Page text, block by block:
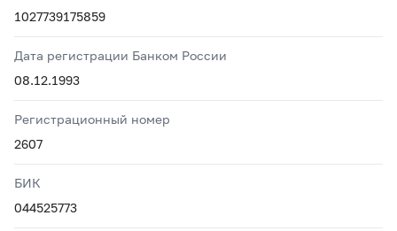
1027739175859
Дата регистрации Банком России
08.12.1993
Регистрационный номер
2607
БИК
044525773